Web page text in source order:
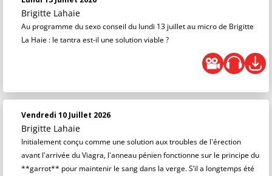
Brigitte Lahaie
Au programme du sexo conseil du lundi 13 juillet au micro de Brigitte
La Haie : le tantra est-il une solution viable ?
Vendredi 10 Juillet 2026
Brigitte Lahaie
Initialement conçu comme une solution aux troubles de l'érection
avant l'arrivée du Viagra, l'anneau pénien fonctionne sur le principe du
**garrot** pour maintenir le sang dans la verge. S’il a longtemps été